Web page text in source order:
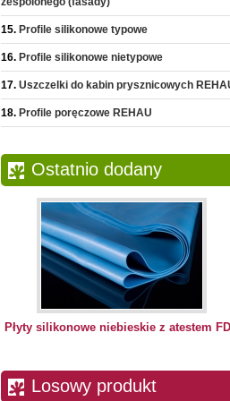
Profile silikonowe typowe
Profile silikonowe nietypowe
Uszczelki do kabin prysznicowych
Profile poręczowe REHAU
Ostatnio dodany
Płyty silikonowe niebieskie z atestem
Losowy produkt